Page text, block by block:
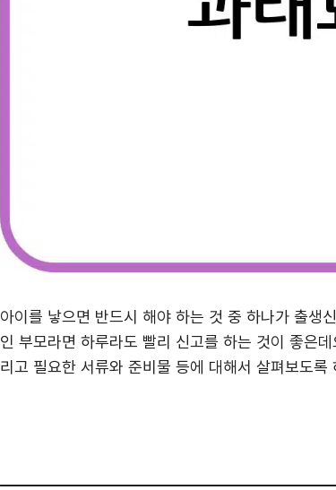
아이를 낳으면 반드시 해야 하는 것 중 하나가 출생
인 부모라면 하루라도 빨리 신고를 하는 것이 좋은
리고 필요한 서류와 준비물 등에 대해서 살펴보도록